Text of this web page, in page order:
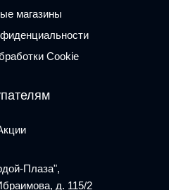
магазины
Cookie
Плаза",
д. 115/2